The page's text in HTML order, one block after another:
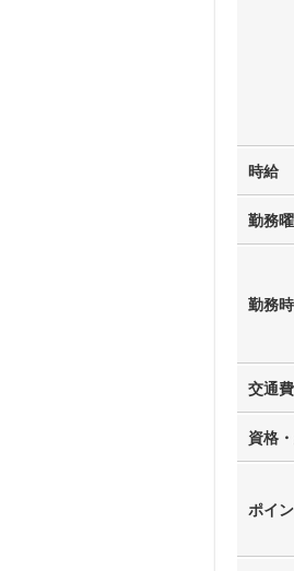
時給
勤務
勤務
交通費
資格
ポイ